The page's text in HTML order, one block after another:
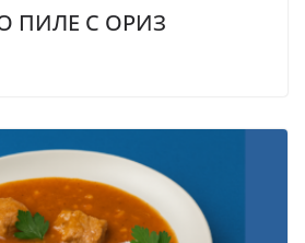
ПИЛЕ С ОРИЗ